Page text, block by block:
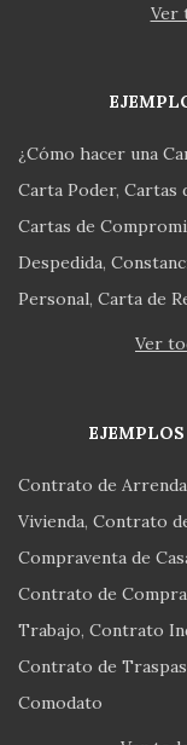
Ver
¿Cómo hacer una
Carta Poder Cartas
Cartas de
Despedida
Personal Carta de
Ver
Contrato de
Vivienda Contrato
Compraventa de
Contrato de
Trabajo Contrato
Contrato de
Comodato